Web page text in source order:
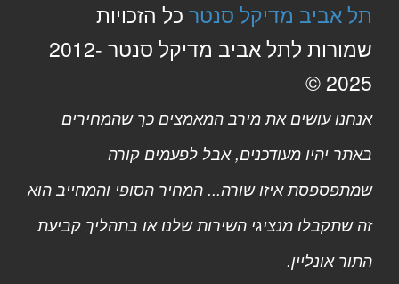
תל אביב מדיקל סנטר כל הזכויות
שמורות לתל אביב מדיקל סנטר 2012-
2025 ©
אנחנו עושים את מירב המאמצים כך שהמחירים
באתר יהיו מעודכנים, אבל לפעמים קורה
שמתפספסת איזו שורה... המחיר הסופי והמחייב הוא
זה שתקבלו מנציגי השירות שלנו או בתהליך קביעת
התור אונליין.